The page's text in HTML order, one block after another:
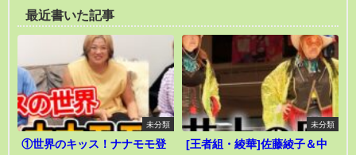
最近書いた記事
未分類
①世界のキッス！ナナモモ登
未分類
[王者組・綾華]佐藤綾子＆中